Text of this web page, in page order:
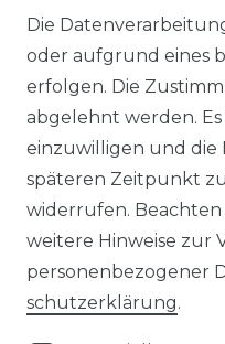
HERSTELLER
REFERENZEN
Die
oder aufgrund eines
erfolgen. Die
abgelehnt werden.
einzuwilligen und die
späteren Zeitpunkt
widerrufen. Beachten
weitere Hinweise zur
personenbezogener
schutz­erklärung.